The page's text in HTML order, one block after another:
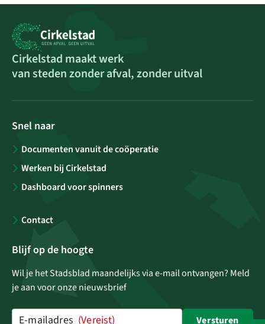
Cirkelstad maakt werk
van steden zonder afval, zonder uitval
Snel naar
Documenten vanuit de coöperatie
Werken bij Cirkelstad
Dashboard voor spinners
Contact
Blijf op de hoogte
Wil je het Stadsblad maandelijks via e-mail ontvangen? Meld
je aan voor onze nieuwsbrief
E-mailadres (Vereist) Versturen